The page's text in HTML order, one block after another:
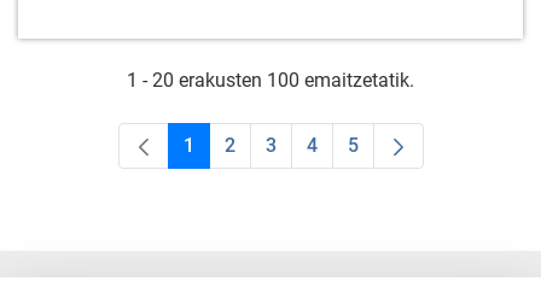
1 - 20 erakusten 100 emaitzetatik.
Orrialdea
1 Orrialdea
2 Orrialdea
3 Orrialdea
4 Orrialdea
5